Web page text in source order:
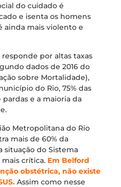
do cuidado é
e isenta os homens
ainda mais violento e
por altas taxas
dados de 2016 do
sobre Mortalidade),
do Rio, 75% das
e a maioria da
Metropolitana do Rio
mais de 60% da
situação do Sistema
mais crítica. Em Belford
obstétrica, não existe
Assim como nesse